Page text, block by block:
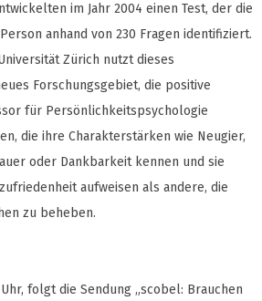
im Jahr 2004 einen Test, der die
anhand von 230 Fragen identifiziert.
Zürich nutzt dieses
Forschungsgebiet, die positive
für Persönlichkeitspsychologie
die ihre Charakterstärken wie Neugier,
oder Dankbarkeit kennen und sie
aufweisen als andere, die
zu beheben.
folgt die Sendung „scobel: Brauchen